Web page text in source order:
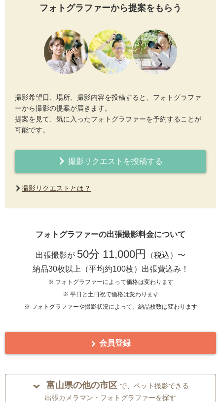
フォトグラファーから提案をもらう
撮影希望日、場所、撮影内容を投稿すると、フォトグラファ
ーから撮影の提案が届きます。
提案を見て、気に入ったフォトグラファーを予約することが
可能です。
撮影リクエストを投稿する
撮影リクエストとは？
フォトグラファーの出張撮影料金について
出張撮影が 50分 11,000円
（税込）〜
納品30枚以上（平均約100枚）出張費込み！
※ フォトグラファーによって価格は変わります
※ 平日と土日祝で価格は変わります
※ フォトグラファーや撮影状況によって、納品枚数は変わります
会員登録
富山県の他の市区 で、ペット撮影できる
出張カメラマン・フォトグラファーを探す